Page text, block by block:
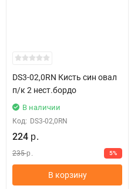
DS3-02,0RN Кисть син овал
п/к 2 нест.бордо
В наличии
Код: DS3-02,0RN
224 р.
235р. 5%
В корзину